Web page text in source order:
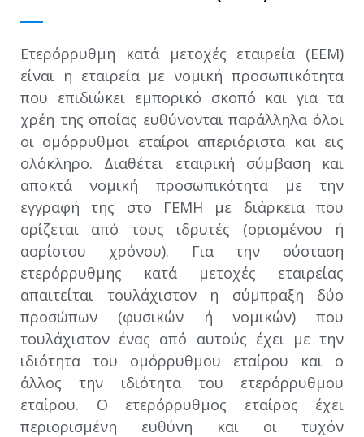
Ετερόρρυθμη κατά μετοχές εταιρεία (ΕΕΜ)
είναι η εταιρεία με νομική προσωπικότητα
που επιδιώκει εμπορικό σκοπό και για τα
χρέη της οποίας ευθύνονται παράλληλα όλοι
οι ομόρρυθμοι εταίροι απεριόριστα και εις
ολόκληρο. Διαθέτει εταιρική σύμβαση και
αποκτά νομική προσωπικότητα με την
εγγραφή της στο ΓΕΜΗ με διάρκεια που
ορίζεται από τους ιδρυτές (ορισμένου ή
αορίστου χρόνου). Για την σύσταση
ετερόρρυθμης κατά μετοχές εταιρείας
απαιτείται τουλάχιστον η σύμπραξη δύο
προσώπων (φυσικών ή νομικών) που
τουλάχιστον ένας από αυτούς έχει με την
ιδιότητα του ομόρρυθμου εταίρου και ο
άλλος την ιδιότητα του ετερόρρυθμου
εταίρου. Ο ετερόρρυθμος εταίρος έχει
περιορισμένη ευθύνη και οι τυχόν